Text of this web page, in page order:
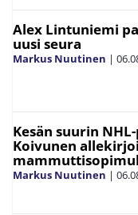
Alex Lintuniemi
uusi seura
Markus Nuutinen |
Kesän suurin
Koivunen
Markus Nuutinen |